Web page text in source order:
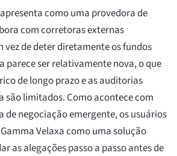
como uma provedora de
com corretoras externas
vez de deter diretamente os fundos
parece ser relativamente nova, o que
de longo prazo e as auditorias
são limitados. Como acontece com
negociação emergente, os usuários
Velaxa como uma solução
as alegações passo a passo antes de